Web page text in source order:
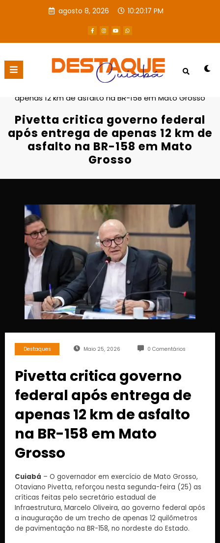
agosto 8, 2026 10:20:18 PM
Página inicial
Destaques
apenas 12 km de asfalto na BR-158 em Mato Grosso
Pivetta critica governo federal
após entrega de apenas 12 km de
asfalto na BR-158 em Mato
Grosso
Destaques Maio 25, 2026 0 Comentários
Pivetta critica governo
federal após entrega de
apenas 12 km de asfalto
na BR-158 em Mato
Grosso
Cuiabá – O governador em exercício de Mato Grosso,
Otaviano Pivetta, reforçou nesta segunda-feira (25) as
críticas feitas pelo secretário estadual de
Infraestrutura, Marcelo Oliveira, ao governo federal após
a inauguração de um trecho de apenas 12 quilômetros
de pavimentação na BR-158, no nordeste do Estado.